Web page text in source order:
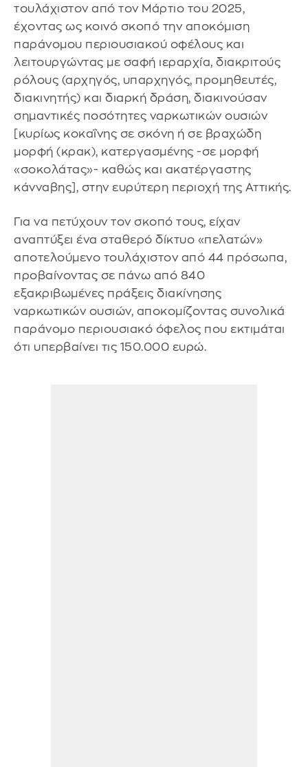
τουλάχιστον από τον Μάρτιο του 2025,
έχοντας ως κοινό σκοπό την αποκόμιση
παράνομου περιουσιακού οφέλους και
λειτουργώντας με σαφή ιεραρχία, διακριτούς
ρόλους (αρχηγός, υπαρχηγός, προμηθευτές,
διακινητής) και διαρκή δράση, διακινούσαν
σημαντικές ποσότητες ναρκωτικών ουσιών
[κυρίως κοκαΐνης σε σκόνη ή σε βραχώδη
μορφή (κρακ), κατεργασμένης -σε μορφή
«σοκολάτας»- καθώς και ακατέργαστης
κάνναβης], στην ευρύτερη περιοχή της Αττικής.
Για να πετύχουν τον σκοπό τους, είχαν
αναπτύξει ένα σταθερό δίκτυο «πελατών»
αποτελούμενο τουλάχιστον από 44 πρόσωπα,
προβαίνοντας σε πάνω από 840
εξακριβωμένες πράξεις διακίνησης
ναρκωτικών ουσιών, αποκομίζοντας συνολικά
παράνομο περιουσιακό όφελος που εκτιμάται
ότι υπερβαίνει τις 150.000 ευρώ.